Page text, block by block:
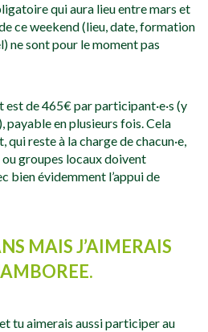
qui aura lieu entre mars et
ce weekend (lieu, date, formation
ne sont pour le moment pas
de 465€ par participant·e·s (y
payable en plusieurs fois. Cela
reste à la charge de chacun·e,
groupes locaux doivent
bien évidemment l’appui de
MAIS J’AIMERAIS
tu aimerais aussi participer au